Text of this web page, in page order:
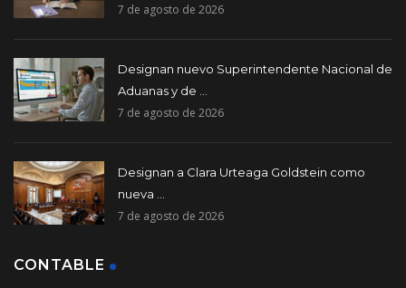
7 de agosto de 2026
Designan nuevo Superintendente Nacional de
Aduanas y de ...
7 de agosto de 2026
Designan a Clara Urteaga Goldstein como
nueva ...
7 de agosto de 2026
CONTABLE